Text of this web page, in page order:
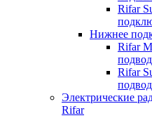
Rifar
Нижнее
Rifar
Rifar
Электрические
Rifar